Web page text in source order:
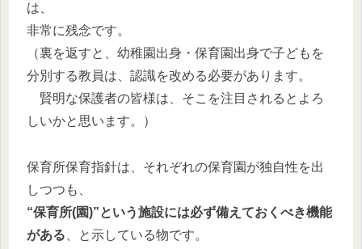
は、
非常に残念です。
（裏を返すと、幼稚園出身・保育園出身で子どもを
分別する教員は、認識を改める必要があります。
賢明な保護者の皆様は、そこを注目されるとよろ
しいかと思います。）
保育所保育指針は、それぞれの保育園が独自性を出
しつつも、
“保育所(園)”という施設には必ず備えておくべき機能
がある 、と示している物です。